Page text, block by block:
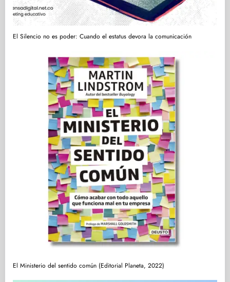
El Silencio no es poder: Cuando el estatus devora la comunicación
El Ministerio del sentido común (Editorial Planeta, 2022)